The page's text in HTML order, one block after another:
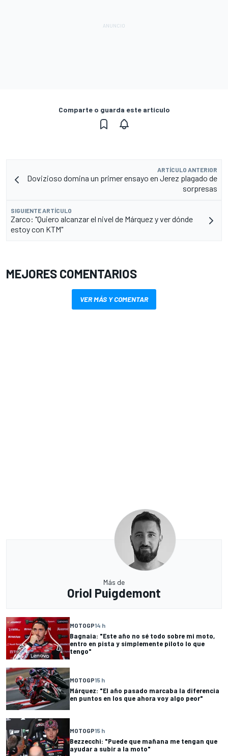
Comparte o guarda este artículo
ARTÍCULO ANTERIOR
Dovizioso domina un primer ensayo en Jerez plagado de
sorpresas
SIGUIENTE ARTÍCULO
Zarco: "Quiero alcanzar el nivel de Márquez y ver dónde
estoy con KTM"
MEJORES COMENTARIOS
VER MÁS Y COMENTAR
Más de
Oriol Puigdemont
MOTOGP14 h
Bagnaia: "Este año no sé todo sobre mi moto,
entro en pista y simplemente piloto lo que
tengo"
MOTOGP15 h
Márquez: "El año pasado marcaba la diferencia
en puntos en los que ahora voy algo peor"
MOTOGP15 h
Bezzecchi: "Puede que mañana me tengan que
ayudar a subir a la moto"